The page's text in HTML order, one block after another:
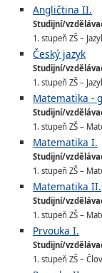
Angličtina II.
Studijní/
1. stupeň ZŠ –
Český jazyk
Studijní/
1. stupeň ZŠ –
Matematika -
Studijní/
1. stupeň ZŠ –
Matematika I.
Studijní/
1. stupeň ZŠ –
Matematika II.
Studijní/
1. stupeň ZŠ –
Prvouka I.
Studijní/
1. stupeň ZŠ –